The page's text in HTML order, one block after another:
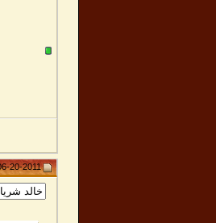
06-20-2011, 02:24 AM